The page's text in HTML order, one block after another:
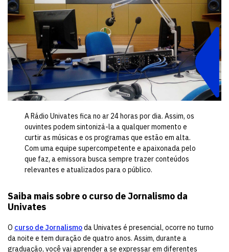
A Rádio Univates fica no ar 24 horas por dia. Assim, os
ouvintes podem sintonizá-la a qualquer momento e
curtir as músicas e os programas que estão em alta.
Com uma equipe supercompetente e apaixonada pelo
que faz, a emissora busca sempre trazer conteúdos
relevantes e atualizados para o público.
Saiba mais sobre o curso de Jornalismo da
Univates
O curso de Jornalismoda Univates é presencial, ocorre no turno
da noite e tem duração de quatro anos. Assim, durante a
graduação, você vai aprender a se expressar em diferentes